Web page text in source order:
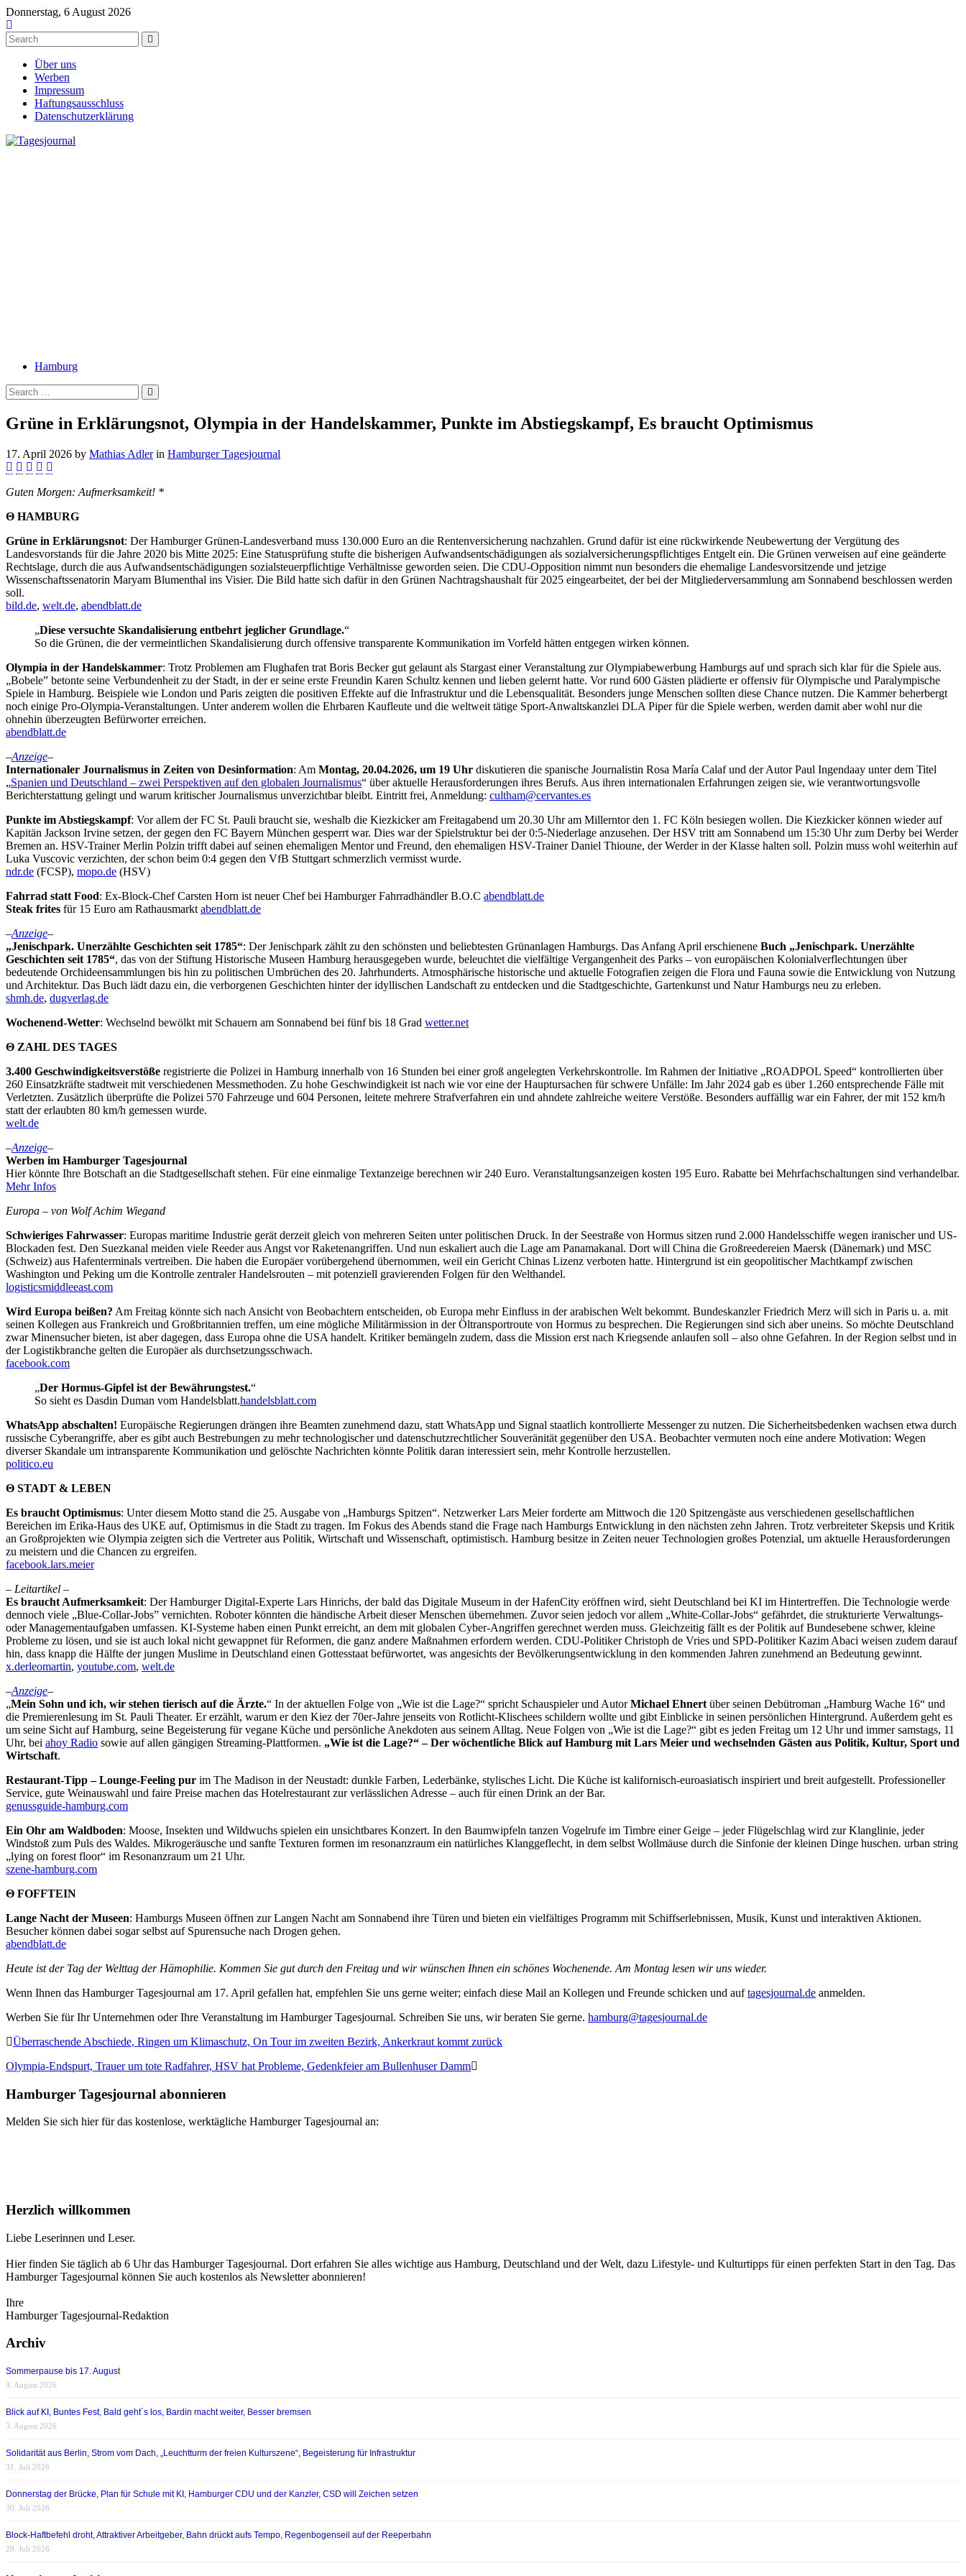
Donnerstag, 6 August 2026
Über uns
Werben
Impressum
Haftungsausschluss
Datenschutzerklärung
Hamburg
Grüne in Erklärungsnot, Olympia in der Handelskammer, Punkte im Abstiegskampf, Es braucht Optimismus
17. April 2026 by Mathias Adler in Hamburger Tagesjournal
Guten Morgen: Aufmerksamkeit! *
Θ HAMBURG
Grüne in Erklärungsnot: Der Hamburger Grünen-Landesverband muss 130.000 Euro an die Rentenversicherung nachzahlen. Grund dafür ist eine rückwirkende Neubewertung der Vergütung des
Landesvorstands für die Jahre 2020 bis Mitte 2025: Eine Statusprüfung stufte die bisherigen Aufwandsentschädigungen als sozialversicherungspflichtiges Entgelt ein. Die Grünen verweisen auf eine geänderte
Rechtslage, durch die aus Aufwandsentschädigungen sozialsteuerpflichtige Verhältnisse geworden seien. Die CDU-Opposition nimmt nun besonders die ehemalige Landesvorsitzende und jetzige
Wissenschaftssenatorin Maryam Blumenthal ins Visier. Die Bild hatte sich dafür in den Grünen Nachtragshaushalt für 2025 eingearbeitet, der bei der Mitgliederversammlung am Sonnabend beschlossen werden
soll.
bild.de, welt.de, abendblatt.de
„Diese versuchte Skandalisierung entbehrt jeglicher Grundlage.“
So die Grünen, die der vermeintlichen Skandalisierung durch offensive transparente Kommunikation im Vorfeld hätten entgegen wirken können.
Olympia in der Handelskammer: Trotz Problemen am Flughafen trat Boris Becker gut gelaunt als Stargast einer Veranstaltung zur Olympiabewerbung Hamburgs auf und sprach sich klar für die Spiele aus.
„Bobele” betonte seine Verbundenheit zu der Stadt, in der er seine erste Freundin Karen Schultz kennen und lieben gelernt hatte. Vor rund 600 Gästen plädierte er offensiv für Olympische und Paralympische
Spiele in Hamburg. Beispiele wie London und Paris zeigten die positiven Effekte auf die Infrastruktur und die Lebensqualität. Besonders junge Menschen sollten diese Chance nutzen. Die Kammer beherbergt
noch einige Pro-Olympia-Veranstaltungen. Unter anderem wollen die Ehrbaren Kaufleute und die weltweit tätige Sport-Anwaltskanzlei DLA Piper für die Spiele werben, werden damit aber wohl nur die
ohnehin überzeugten Befürworter erreichen.
abendblatt.de
–Anzeige–
Internationaler Journalismus in Zeiten von Desinformation: Am Montag, 20.04.2026, um 19 Uhr diskutieren die spanische Journalistin Rosa María Calaf und der Autor Paul Ingendaay unter dem Titel
„Spanien und Deutschland – zwei Perspektiven auf den globalen Journalismus“ über aktuelle Herausforderungen ihres Berufs. Aus ihren internationalen Erfahrungen zeigen sie, wie verantwortungsvolle
Berichterstattung gelingt und warum kritischer Journalismus unverzichtbar bleibt. Eintritt frei, Anmeldung: cultham@cervantes.es
Punkte im Abstiegskampf: Vor allem der FC St. Pauli braucht sie, weshalb die Kiezkicker am Freitagabend um 20.30 Uhr am Millerntor den 1. FC Köln besiegen wollen. Die Kiezkicker können wieder auf
Kapitän Jackson Irvine setzen, der gegen den FC Bayern München gesperrt war. Dies war der Spielstruktur bei der 0:5-Niederlage anzusehen. Der HSV tritt am Sonnabend um 15:30 Uhr zum Derby bei Werder
Bremen an. HSV-Trainer Merlin Polzin trifft dabei auf seinen ehemaligen Mentor und Freund, den ehemaligen HSV-Trainer Daniel Thioune, der Werder in der Klasse halten soll. Polzin muss wohl weiterhin auf
Luka Vuscovic verzichten, der schon beim 0:4 gegen den VfB Stuttgart schmerzlich vermisst wurde.
ndr.de (FCSP), mopo.de (HSV)
Fahrrad statt Food: Ex-Block-Chef Carsten Horn ist neuer Chef bei Hamburger Fahrradhändler B.O.C abendblatt.de
Steak frites für 15 Euro am Rathausmarkt abendblatt.de
–Anzeige–
„Jenischpark. Unerzählte Geschichten seit 1785“: Der Jenischpark zählt zu den schönsten und beliebtesten Grünanlagen Hamburgs. Das Anfang April erschienene Buch „Jenischpark. Unerzählte
Geschichten seit 1785“, das von der Stiftung Historische Museen Hamburg herausgegeben wurde, beleuchtet die vielfältige Vergangenheit des Parks – von europäischen Kolonialverflechtungen über
bedeutende Orchideensammlungen bis hin zu politischen Umbrüchen des 20. Jahrhunderts. Atmosphärische historische und aktuelle Fotografien zeigen die Flora und Fauna sowie die Entwicklung von Nutzung
und Architektur. Das Buch lädt dazu ein, die verborgenen Geschichten hinter der idyllischen Landschaft zu entdecken und die Stadtgeschichte, Gartenkunst und Natur Hamburgs neu zu erleben.
shmh.de, dugverlag.de
Wochenend-Wetter: Wechselnd bewölkt mit Schauern am Sonnabend bei fünf bis 18 Grad wetter.net
Θ ZAHL DES TAGES
3.400 Geschwindigkeitsverstöße registrierte die Polizei in Hamburg innerhalb von 16 Stunden bei einer groß angelegten Verkehrskontrolle. Im Rahmen der Initiative „ROADPOL Speed“ kontrollierten über
260 Einsatzkräfte stadtweit mit verschiedenen Messmethoden. Zu hohe Geschwindigkeit ist nach wie vor eine der Hauptursachen für schwere Unfälle: Im Jahr 2024 gab es über 1.260 entsprechende Fälle mit
Verletzten. Zusätzlich überprüfte die Polizei 570 Fahrzeuge und 604 Personen, leitete mehrere Strafverfahren ein und ahndete zahlreiche weitere Verstöße. Besonders auffällig war ein Fahrer, der mit 152 km/h
statt der erlaubten 80 km/h gemessen wurde.
welt.de
–Anzeige–
Werben im Hamburger Tagesjournal
Hier könnte Ihre Botschaft an die Stadtgesellschaft stehen. Für eine einmalige Textanzeige berechnen wir 240 Euro. Veranstaltungsanzeigen kosten 195 Euro. Rabatte bei Mehrfachschaltungen sind verhandelbar.
Mehr Infos
Europa – von Wolf Achim Wiegand
Schwieriges Fahrwasser: Europas maritime Industrie gerät derzeit gleich von mehreren Seiten unter politischen Druck. In der Seestraße von Hormus sitzen rund 2.000 Handelsschiffe wegen iranischer und US-
Blockaden fest. Den Suezkanal meiden viele Reeder aus Angst vor Raketenangriffen. Und nun eskaliert auch die Lage am Panamakanal. Dort will China die Großreedereien Maersk (Dänemark) und MSC
(Schweiz) aus Hafenterminals vertreiben. Die haben die Europäer vorübergehend übernommen, weil ein Gericht Chinas Lizenz verboten hatte. Hintergrund ist ein geopolitischer Machtkampf zwischen
Washington und Peking um die Kontrolle zentraler Handelsrouten – mit potenziell gravierenden Folgen für den Welthandel.
logisticsmiddleeast.com
Wird Europa beißen? Am Freitag könnte sich nach Ansicht von Beobachtern entscheiden, ob Europa mehr Einfluss in der arabischen Welt bekommt. Bundeskanzler Friedrich Merz will sich in Paris u. a. mit
seinen Kollegen aus Frankreich und Großbritannien treffen, um eine mögliche Militärmission in der Öltransportroute von Hormus zu besprechen. Die Regierungen sind sich aber uneins. So möchte Deutschland
zwar Minensucher bieten, ist aber dagegen, dass Europa ohne die USA handelt. Kritiker bemängeln zudem, dass die Mission erst nach Kriegsende anlaufen soll – also ohne Gefahren. In der Region selbst und in
der Logistikbranche gelten die Europäer als durchsetzungsschwach.
facebook.com
„Der Hormus-Gipfel ist der Bewährungstest.“
So sieht es Dasdin Duman vom Handelsblatt.handelsblatt.com
WhatsApp abschalten! Europäische Regierungen drängen ihre Beamten zunehmend dazu, statt WhatsApp und Signal staatlich kontrollierte Messenger zu nutzen. Die Sicherheitsbedenken wachsen etwa durch
russische Cyberangriffe, aber es gibt auch Bestrebungen zu mehr technologischer und datenschutzrechtlicher Souveränität gegenüber den USA. Beobachter vermuten noch eine andere Motivation: Wegen
diverser Skandale um intransparente Kommunikation und gelöschte Nachrichten könnte Politik daran interessiert sein, mehr Kontrolle herzustellen.
politico.eu
Θ STADT & LEBEN
Es braucht Optimismus: Unter diesem Motto stand die 25. Ausgabe von „Hamburgs Spitzen“. Netzwerker Lars Meier forderte am Mittwoch die 120 Spitzengäste aus verschiedenen gesellschaftlichen
Bereichen im Erika-Haus des UKE auf, Optimismus in die Stadt zu tragen. Im Fokus des Abends stand die Frage nach Hamburgs Entwicklung in den nächsten zehn Jahren. Trotz verbreiteter Skepsis und Kritik
an Großprojekten wie Olympia zeigten sich die Vertreter aus Politik, Wirtschaft und Wissenschaft, optimistisch. Hamburg besitze in Zeiten neuer Technologien großes Potenzial, um aktuelle Herausforderungen
zu meistern und die Chancen zu ergreifen.
facebook.lars.meier
– Leitartikel –
Es braucht Aufmerksamkeit: Der Hamburger Digital-Experte Lars Hinrichs, der bald das Digitale Museum in der HafenCity eröffnen wird, sieht Deutschland bei KI im Hintertreffen. Die Technologie werde
dennoch viele „Blue-Collar-Jobs” vernichten. Roboter könnten die händische Arbeit dieser Menschen übernehmen. Zuvor seien jedoch vor allem „White-Collar-Jobs“ gefährdet, die strukturierte Verwaltungs-
oder Managementaufgaben umfassen. KI-Systeme haben einen Punkt erreicht, an dem mit globalen Cyber-Angriffen gerechnet werden muss. Gleichzeitig fällt es der Politik auf Bundesebene schwer, kleine
Probleme zu lösen, und sie ist auch lokal nicht gewappnet für Reformen, die ganz andere Maßnahmen erfordern werden. CDU-Politiker Christoph de Vries und SPD-Politiker Kazim Abaci weisen zudem darauf
hin, dass knapp die Hälfte der jungen Muslime in Deutschland einen Gottesstaat befürwortet, was angesichts der Bevölkerungsentwicklung in den kommenden Jahren zunehmend an Bedeutung gewinnt.
x.derleomartin, youtube.com, welt.de
–Anzeige–
„Mein Sohn und ich, wir stehen tierisch auf die Ärzte.“ In der aktuellen Folge von „Wie ist die Lage?“ spricht Schauspieler und AutorMichael Ehnert über seinen Debütroman „Hamburg Wache 16“ und
die Premierenlesung im St. Pauli Theater. Er erzählt, warum er den Kiez der 70er-Jahre jenseits von Rotlicht-Klischees schildern wollte und gibt Einblicke in seinen persönlichen Hintergrund. Außerdem geht es
um seine Sicht auf Hamburg, seine Begeisterung für vegane Küche und persönliche Anekdoten aus seinem Alltag. Neue Folgen von „Wie ist die Lage?“ gibt es jeden Freitag um 12 Uhr und immer samstags, 11
Uhr, bei ahoy Radio sowie auf allen gängigen Streaming-Plattformen. „Wie ist die Lage?“ – Der wöchentliche Blick auf Hamburg mit Lars Meier und wechselnden Gästen aus Politik, Kultur, Sport und
Wirtschaft.
Restaurant-Tipp – Lounge-Feeling pur im The Madison in der Neustadt: dunkle Farben, Lederbänke, stylisches Licht. Die Küche ist kalifornisch-euroasiatisch inspiriert und breit aufgestellt. Professioneller
Service, gute Weinauswahl und faire Preise machen das Hotelrestaurant zur verlässlichen Adresse – auch für einen Drink an der Bar.
genussguide-hamburg.com
Ein Ohr am Waldboden: Moose, Insekten und Wildwuchs spielen ein unsichtbares Konzert. In den Baumwipfeln tanzen Vogelrufe im Timbre einer Geige – jeder Flügelschlag wird zur Klanglinie, jeder
Windstoß zum Puls des Waldes. Mikrogeräusche und sanfte Texturen formen im resonanzraum ein natürliches Klanggeflecht, in dem selbst Wollmäuse durch die Sinfonie der kleinen Dinge huschen. urban string
„lying on forest floor“ im Resonanzraum um 21 Uhr.
szene-hamburg.com
Θ FOFFTEIN
Lange Nacht der Museen: Hamburgs Museen öffnen zur Langen Nacht am Sonnabend ihre Türen und bieten ein vielfältiges Programm mit Schiffserlebnissen, Musik, Kunst und interaktiven Aktionen.
Besucher können dabei sogar selbst auf Spurensuche nach Drogen gehen.
abendblatt.de
Heute ist der Tag der Welttag der Hämophilie. Kommen Sie gut durch den Freitag und wir wünschen Ihnen ein schönes Wochenende. Am Montag lesen wir uns wieder.
Wenn Ihnen das Hamburger Tagesjournal am 17. April gefallen hat, empfehlen Sie uns gerne weiter; einfach diese Mail an Kollegen und Freunde schicken und auftagesjournal.de anmelden.
Werben Sie für Ihr Unternehmen oder Ihre Veranstaltung im Hamburger Tagesjournal. Schreiben Sie uns, wir beraten Sie gerne. hamburg@tagesjournal.de
Überraschende Abschiede, Ringen um Klimaschutz, On Tour im zweiten Bezirk, Ankerkraut kommt zurück
Olympia-Endspurt, Trauer um tote Radfahrer, HSV hat Probleme, Gedenkfeier am Bullenhuser Damm
Hamburger Tagesjournal abonnieren
Melden Sie sich hier für das kostenlose, werktägliche Hamburger Tagesjournal an:
Herzlich willkommen
Liebe Leserinnen und Leser.
Hier finden Sie täglich ab 6 Uhr das Hamburger Tagesjournal. Dort erfahren Sie alles wichtige aus Hamburg, Deutschland und der Welt, dazu Lifestyle- und Kulturtipps für einen perfekten Start in den Tag. Das
Hamburger Tagesjournal können Sie auch kostenlos als Newsletter abonnieren!
Ihre
Hamburger Tagesjournal-Redaktion
Archiv
Sommerpause bis 17. August
4. August 2026
Blick auf KI, Buntes Fest, Bald geht´s los, Bardin macht weiter, Besser bremsen
3. August 2026
Solidarität aus Berlin, Strom vom Dach, „Leuchtturm der freien Kulturszene“, Begeisterung für Infrastruktur
31. Juli 2026
Donnerstag der Brücke, Plan für Schule mit KI, Hamburger CDU und der Kanzler, CSD will Zeichen setzen
30. Juli 2026
Block-Haftbefehl droht, Attraktiver Arbeitgeber, Bahn drückt aufs Tempo, Regenbogenseil auf der Reeperbahn
29. Juli 2026